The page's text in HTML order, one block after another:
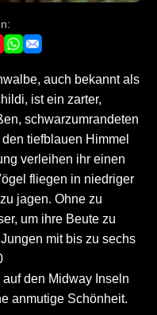
auch bekannt als
ist ein zarter,
schwarzumrandeten
tiefblauen Himmel
verleihen ihr einen
fliegen in niedriger
jagen. Ohne zu
um ihre Beute zu
mit bis zu sechs
den Midway Inseln
anmutige Schönheit.